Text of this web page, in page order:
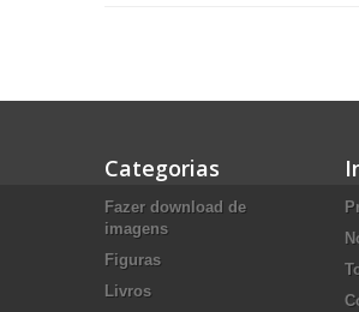
Categorias
Fazer download de
imagens
Figuras
Livros